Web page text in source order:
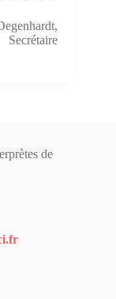
Secrétaire
de